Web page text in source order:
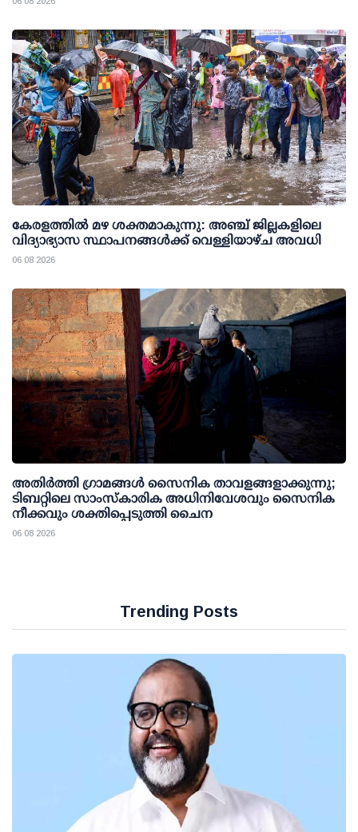
കേരളത്തില്‍ മഴ ശക്തമാകുന്നു: അഞ്ച് ജില്ലകളിലെ
വിദ്യാഭ്യാസ സ്ഥാപനങ്ങള്‍ക്ക് വെള്ളിയാഴ്ച അവധി
06 08 2026
അതിര്‍ത്തി ഗ്രാമങ്ങള്‍ സൈനിക താവളങ്ങളാക്കുന്നു;
ടിബറ്റിലെ സാംസ്‌കാരിക അധിനിവേശവും സൈനിക
നീക്കവും ശക്തിപ്പെടുത്തി ചൈന
06 08 2026
Trending Posts